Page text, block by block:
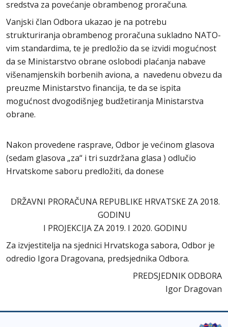
sredstva za povećanje obrambenog proračuna.
Vanjski član Odbora ukazao je na potrebu
strukturiranja obrambenog proračuna sukladno NATO-
vim standardima, te je predložio da se izvidi mogućnost
da se Ministarstvo obrane oslobodi plaćanja nabave
višenamjenskih borbenih aviona, a navedenu obvezu da
preuzme Ministarstvo financija, te da se ispita
mogućnost dvogodišnjeg budžetiranja Ministarstva
obrane.
Nakon provedene rasprave, Odbor je većinom glasova
(sedam glasova „za“ i tri suzdržana glasa ) odlučio
Hrvatskome saboru predložiti, da donese
DRŽAVNI PRORAČUNA REPUBLIKE HRVATSKE ZA 2018.
GODINU
I PROJEKCIJA ZA 2019. I 2020. GODINU
Za izvjestitelja na sjednici Hrvatskoga sabora, Odbor je
odredio Igora Dragovana, predsjednika Odbora.
PREDSJEDNIK ODBORA
Igor Dragovan